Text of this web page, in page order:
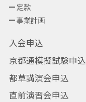
定款
事業計画
入会申込
京都通模擬試験申込
都草講演会申込
直前演習会申込